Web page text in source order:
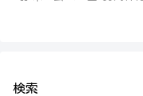
検索